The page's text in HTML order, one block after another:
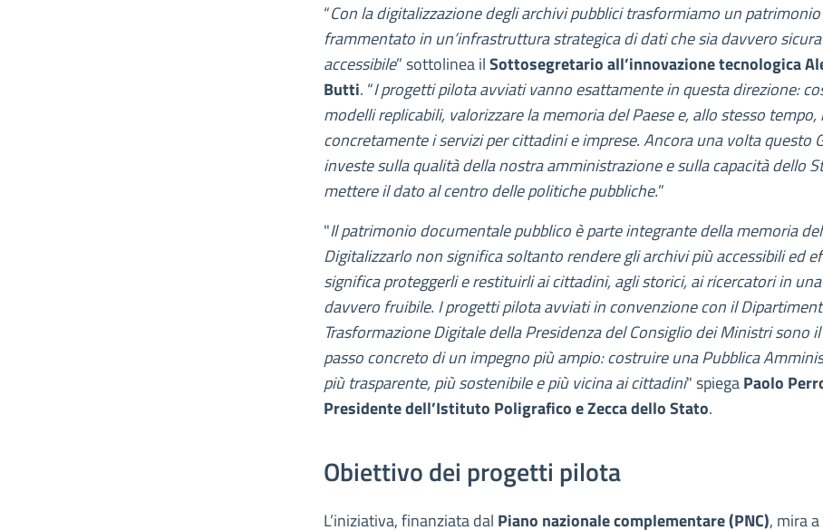
“Con la digitalizzazione degli archivi pubblici trasformiamo un
frammentato in un’infrastruttura strategica di dati che sia davvero
accessibile” sottolinea ilSottosegretario all’innovazione tecnologica
Butti. “I progetti pilota avviati vanno esattamente in questa direzione:
modelli replicabili, valorizzare la memoria del Paese e, allo stesso
concretamente i servizi per cittadini e imprese. Ancora una volta questo
investe sulla qualità della nostra amministrazione e sulla capacità dello
mettere il dato al centro delle politiche pubbliche.”
"Il patrimonio documentale pubblico è parte integrante della memoria
Digitalizzarlo non significa soltanto rendere gli archivi più accessibili ed
significa proteggerli e restituirli ai cittadini, agli storici, ai ricercatori in
davvero fruibile. I progetti pilota avviati in convenzione con il
Trasformazione Digitale della Presidenza del Consiglio dei Ministri sono
passo concreto di un impegno più ampio: costruire una Pubblica
più trasparente, più sostenibile e più vicina ai cittadini" spiegaPaolo
Presidente dell’Istituto Poligrafico e Zecca dello Stato.
Obiettivo dei progetti pilota
L’iniziativa, finanziata dal Piano nazionale complementare (PNC), mira